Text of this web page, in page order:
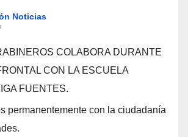
Noticias
COLABORA DURANTE
CON LA ESCUELA
FUENTES.
permanentemente con la ciudadanía